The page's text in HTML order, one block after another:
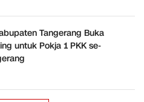
Tangerang Buka
untuk Pokja 1 PKK se-